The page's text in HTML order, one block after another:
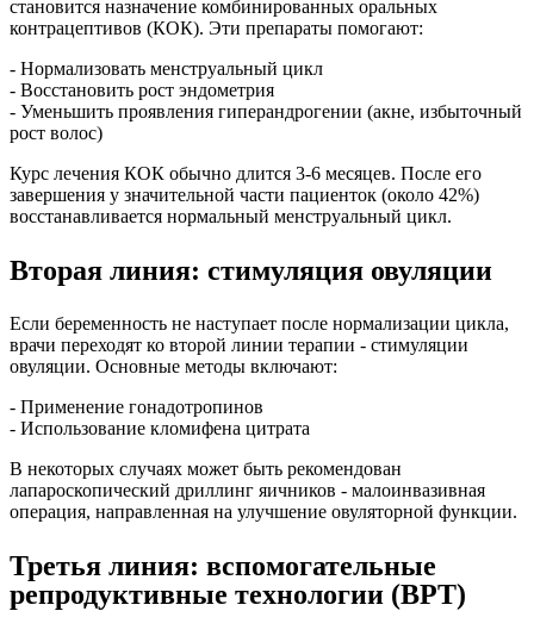
становится назначение комбинированных оральных
контрацептивов (КОК). Эти препараты помогают:
- Нормализовать менструальный цикл
- Восстановить рост эндометрия
- Уменьшить проявления гиперандрогении (акне, избыточный
рост волос)
Курс лечения КОК обычно длится 3-6 месяцев. После его
завершения у значительной части пациенток (около 42%)
восстанавливается нормальный менструальный цикл.
Вторая линия: стимуляция овуляции
Если беременность не наступает после нормализации цикла,
врачи переходят ко второй линии терапии - стимуляции
овуляции. Основные методы включают:
- Применение гонадотропинов
- Использование кломифена цитрата
В некоторых случаях может быть рекомендован
лапароскопический дриллинг яичников - малоинвазивная
операция, направленная на улучшение овуляторной функции.
Третья линия: вспомогательные
репродуктивные технологии (ВРТ)